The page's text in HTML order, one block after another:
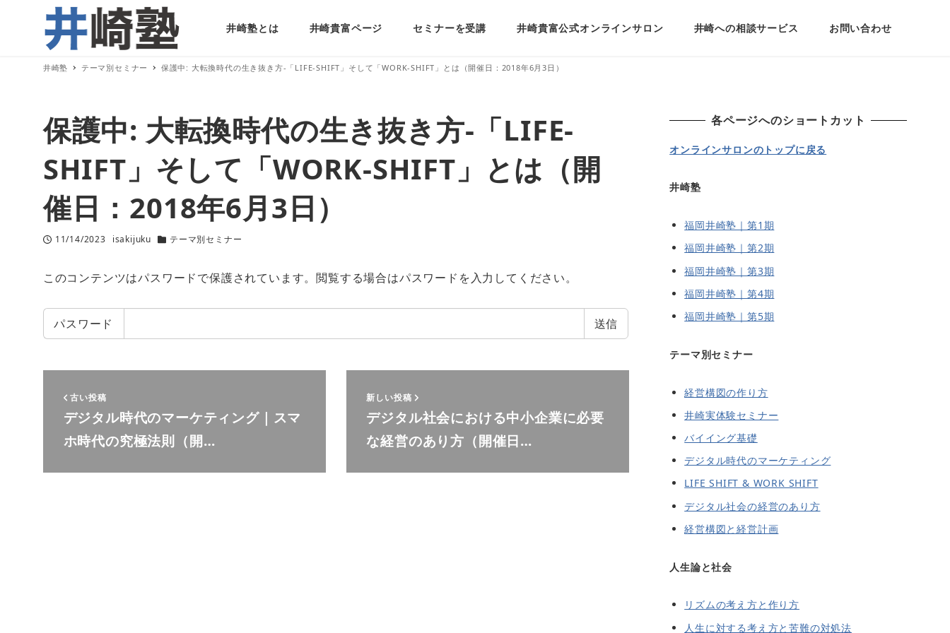
井崎塾とは 井崎貴富ページ セミナーを受講 井崎貴富公式オンラインサロン 井崎への相談サービス お問い合わせ
井崎塾 テーマ別セミナー 保護中: 大転換時代の生き抜き方-「LIFE-SHIFT」そして「WORK-SHIFT」とは（開催日：2018年6月3日）
保護中: 大転換時代の生き抜き方-「LIFE-
SHIFT」そして「WORK-SHIFT」とは（開
催日：2018年6月3日）
投稿日
11/14/2023
著
isakijuku
カテゴリー
テーマ別セミナー
このコンテンツはパスワードで保護されています。閲覧する場合はパスワードを入力してください。
パスワード
古い投稿
デジタル時代のマーケティング｜スマ
ホ時代の究極法則（開…
新しい投稿
デジタル社会における中小企業に必要
な経営のあり方（開催日…
各ページへのショートカット
オンラインサロンのトップに戻る
井崎塾
福岡井崎塾｜第1期
福岡井崎塾｜第2期
福岡井崎塾｜第3期
福岡井崎塾｜第4期
福岡井崎塾｜第5期
テーマ別セミナー
経営構図の作り方
井崎実体験セミナー
バイイング基礎
デジタル時代のマーケティング
LIFE SHIFT & WORK SHIFT
デジタル社会の経営のあり方
経営構図と経営計画
人生論と社会
リズムの考え方と作り方
人生に対する考え方と苦難の対処法